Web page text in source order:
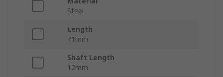
Steel
Length
71mm
Shaft Length
12mm